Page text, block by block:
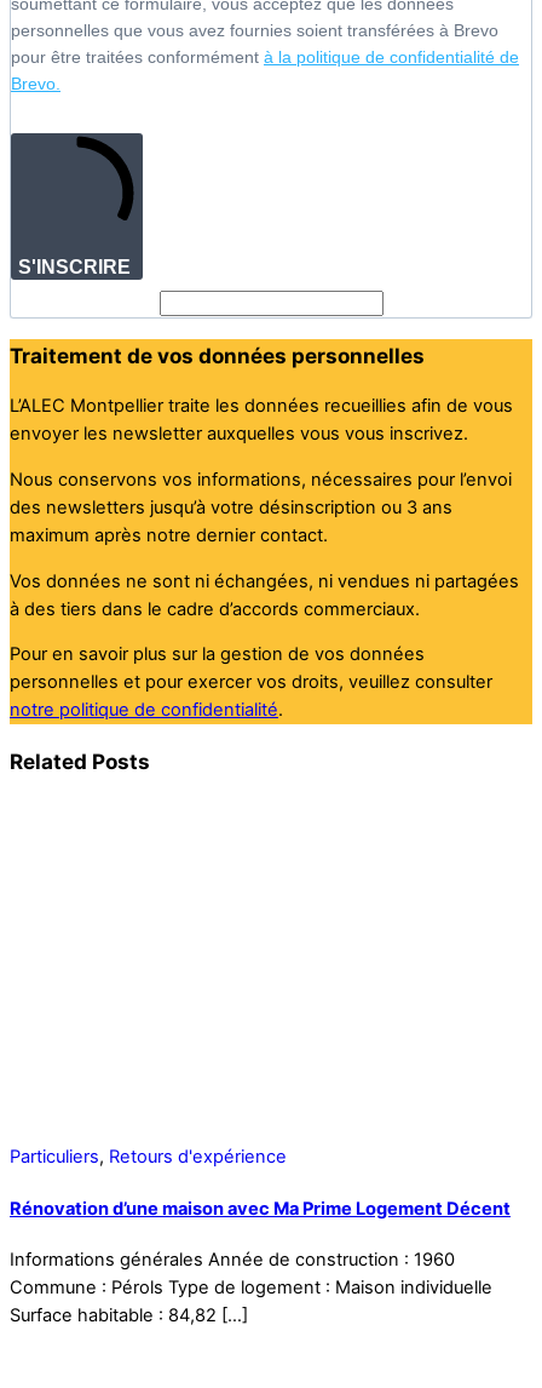
soumettant ce formulaire, vous acceptez que les données
personnelles que vous avez fournies soient transférées à Brevo
pour être traitées conformément à la politique de confidentialité de
Brevo.
S'INSCRIRE
Traitement de vos données personnelles
L’ALEC Montpellier traite les données recueillies afin de vous
envoyer les newsletter auxquelles vous vous inscrivez.
Nous conservons vos informations, nécessaires pour l’envoi
des newsletters jusqu’à votre désinscription ou 3 ans
maximum après notre dernier contact.
Vos données ne sont ni échangées, ni vendues ni partagées
à des tiers dans le cadre d’accords commerciaux.
Pour en savoir plus sur la gestion de vos données
personnelles et pour exercer vos droits, veuillez consulter
notre politique de confidentialité.
Related Posts
Particuliers, Retours d'expérience
Rénovation d’une maison avec Ma Prime Logement Décent
Informations générales Année de construction : 1960
Commune : Pérols Type de logement : Maison individuelle
Surface habitable : 84,82 […]